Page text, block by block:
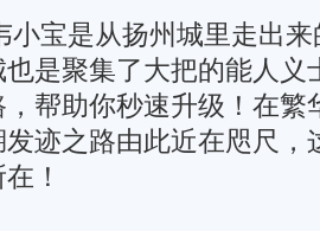
小宝是从扬州城里走出
是聚集了大把的能人义
帮助你秒速升级！在繁
迹之路由此近在咫尺，
！